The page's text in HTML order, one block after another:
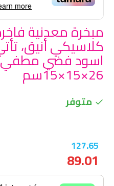
more
مبخرة معدنية
كلاسيكي أنيق،
اسود فضي مطفي
26×15×15سم
متوفر
89.01
127.65